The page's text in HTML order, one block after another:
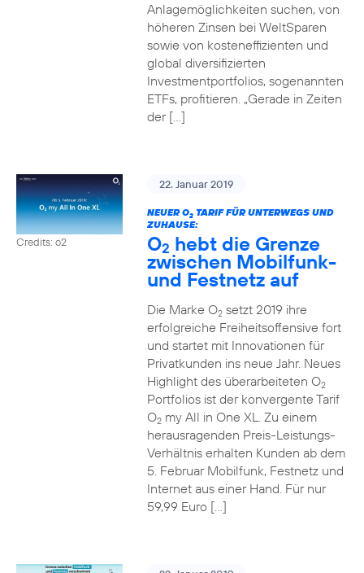
Anlagemöglichkeiten suchen, von
höheren Zinsen bei WeltSparen
sowie von kosteneffizienten und
global diversifizierten
Investmentportfolios, sogenannten
ETFs, profitieren. „Gerade in Zeiten
der […]
Credits: o2
22. Januar 2019
NEUER O2TARIF FÜR UNTERWEGS UND
ZUHAUSE:
O2 hebt die Grenze
zwischen Mobilfunk-
und Festnetz auf
Die Marke O2setzt 2019 ihre
erfolgreiche Freiheitsoffensive fort
und startet mit Innovationen für
Privatkunden ins neue Jahr. Neues
Highlight des überarbeiteten O2
Portfolios ist der konvergente Tarif
O2my All in One XL. Zu einem
herausragenden Preis-Leistungs-
Verhältnis erhalten Kunden ab dem
5. Februar Mobilfunk, Festnetz und
Internet aus einer Hand. Für nur
59,99 Euro […]